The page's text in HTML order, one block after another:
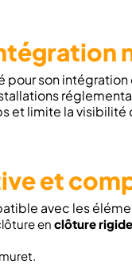
son
et limite la visibilité
et
avec les
en clôture